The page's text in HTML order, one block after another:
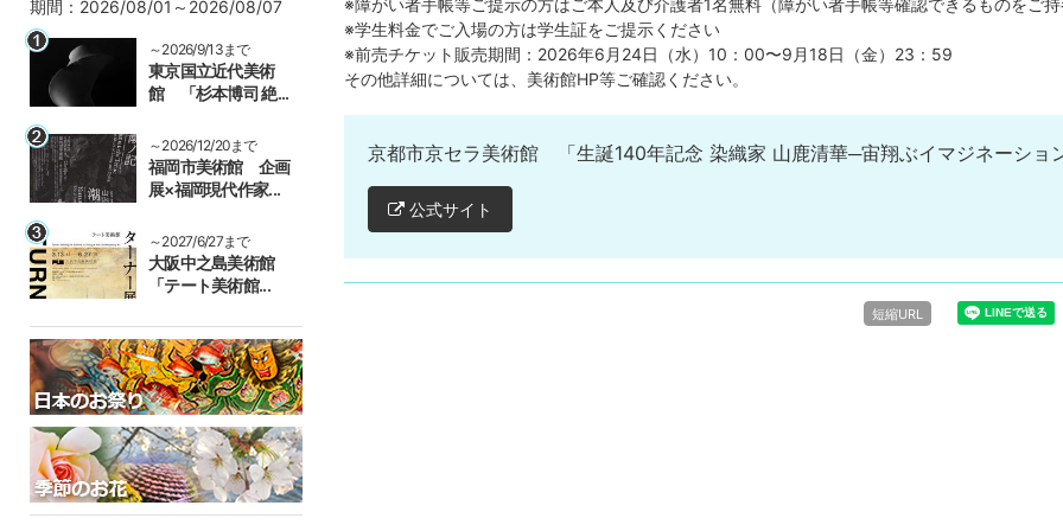
期間：2026/08/01～2026/08/07
～2026/9/13まで
東京国立近代美術
館 「杉本博司 絶...
～2026/12/20まで
福岡市美術館 企画
展×福岡現代作家...
～2027/6/27まで
大阪中之島美術館
「テート美術館...
※障がい者手帳等ご提示の方はご本人及び介護者1名無料（障がい者手帳等確認できるものをご持
※学生料金でご入場の方は学生証をご提示ください
※前売チケット販売期間：2026年6月24日（水）10：00〜9月18日（金）23：59
その他詳細については、美術館HP等ご確認ください。
京都市京セラ美術館 「生誕140年記念 染織家 山鹿清華─宙翔ぶイマジネーショ
公式サイト
短縮URL